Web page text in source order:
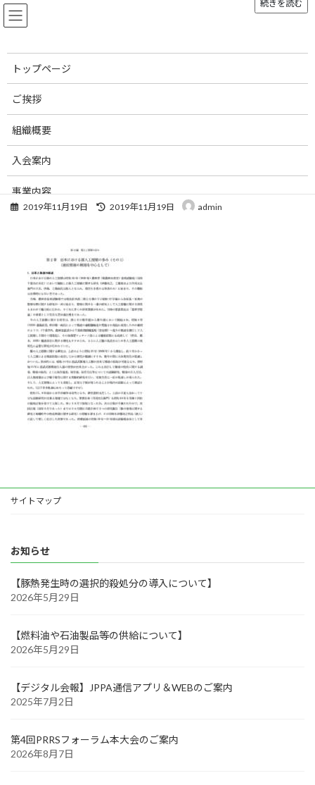
コ
ン
ナ
ビ
メディア
トップページ
12_2_1
2019年11月19日
最
時
:
2019年11月19日 admin
サイトマップ
お知らせ
【豚熱発生時の選択的殺処分の導入について】
2026年5月29日
【燃料油や石油製品等の供給について】
2026年5月29日
【デジタル会報】JPPA通信アプリ＆WEBのご案内
2025年7月2日
第4回PRRSフォーラム本大会のご案内
2026年8月7日
続きを読む
トップページ
ご挨拶
組織概要
入会案内
事業内容
お問い合わせ
リンク集